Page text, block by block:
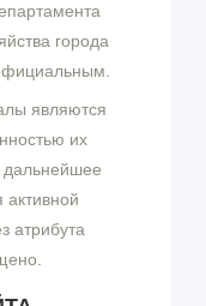
города
являются
их
дальнейшее
атрибута